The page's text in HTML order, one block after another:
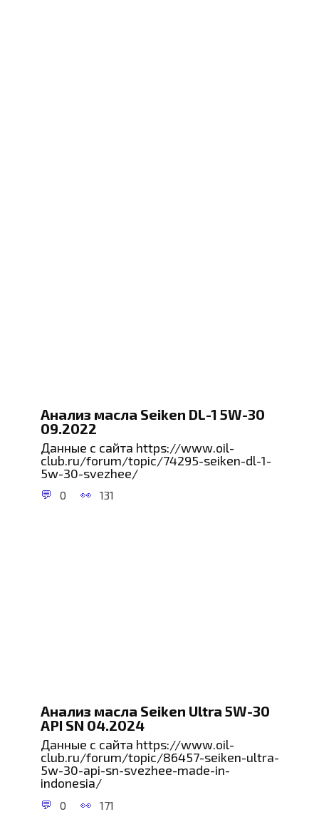
Анализ масла Seiken DL-1 5W-30
09.2022
Данные с сайта https://www.oil-
club.ru/forum/topic/74295-seiken-dl-1-
5w-30-svezhee/
0 131
Анализ масла Seiken Ultra 5W-30
API SN 04.2024
Данные с сайта https://www.oil-
club.ru/forum/topic/86457-seiken-ultra-
5w-30-api-sn-svezhee-made-in-
indonesia/
0 171